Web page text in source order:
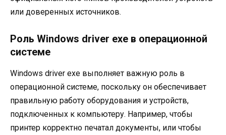
или доверенных источников.
Роль Windows driver exe в операционной
системе
Windows driver exe выполняет важную роль в
операционной системе, поскольку он обеспечивает
правильную работу оборудования и устройств,
подключенных к компьютеру. Например, чтобы
принтер корректно печатал документы, или чтобы